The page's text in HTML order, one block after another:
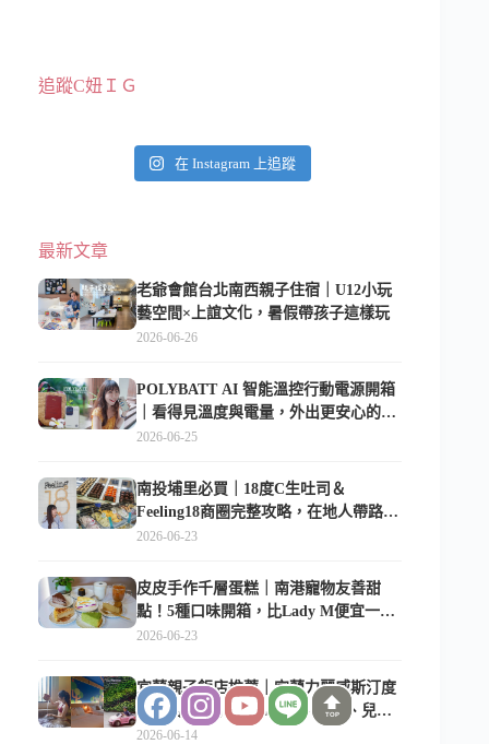
追蹤C妞ＩＧ
在 Instagram 上追蹤
最新文章
老爺會館台北南西親子住宿｜U12小玩
藝空間×上誼文化，暑假帶孩子這樣玩
2026-06-26
POLYBATT AI 智能溫控行動電源開箱
｜看得見溫度與電量，外出更安心的
10000mAh 行動電源
2026-06-25
南投埔里必買｜18度C生吐司＆
Feeling18商圈完整攻略，在地人帶路這
樣逛
2026-06-23
皮皮手作千層蛋糕｜南港寵物友善甜
點！5種口味開箱，比Lady M便宜一半
的台北隱藏版
2026-06-23
宜蘭親子飯店推薦｜宜蘭力麗威斯汀度
假酒店，親子房、Buffet、泳池、兒童
俱樂部超適合放電
2026-06-14
TOP